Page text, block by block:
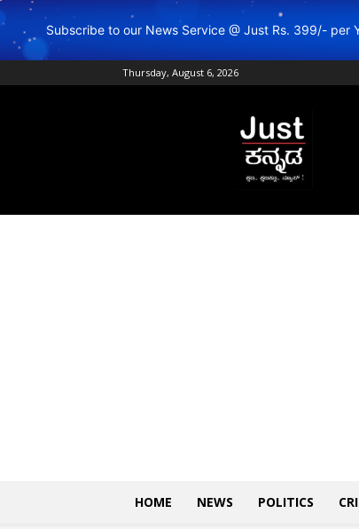
Subscribe to our News Service @ Just Rs. 399/-
Thursday, August 6, 2026
Just
Kannada
–
Online
News
ಕನ್ನಡ
HOME NEWS POLITICS